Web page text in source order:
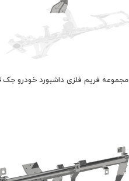
مجموعه فریم فلزی داشبورد خودرو جک J4